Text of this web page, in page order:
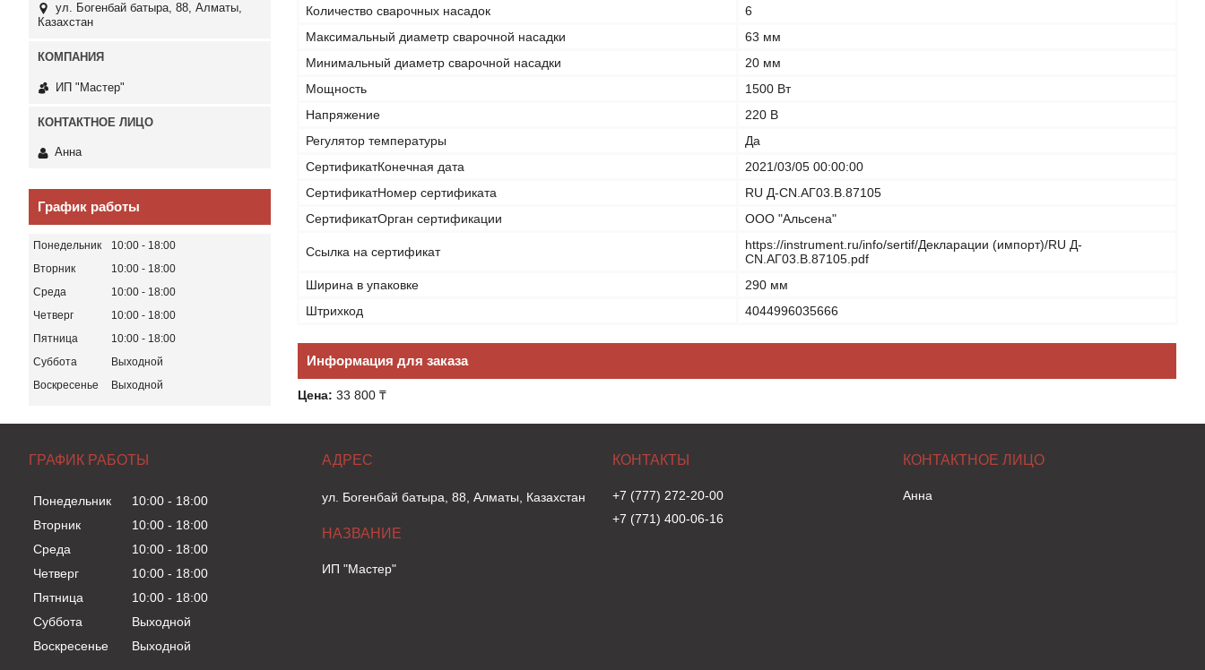
Количество сварочных насадок
6
Максимальный диаметр сварочной насадки
63 мм
Минимальный диаметр сварочной насадки
20 мм
Мощность
1500 Вт
Напряжение
220 В
Регулятор температуры
Да
СертификатКонечная дата
2021/03/05 00:00:00
СертификатНомер сертификата
RU Д-CN.АГ03.B.87105
СертификатОрган сертификации
ООО "Альсена"
Ссылка на сертификат
https://instrument.ru/info/sertif/Декларации (импорт)/RU Д-
CN.АГ03.B.87105.pdf
Ширина в упаковке
290 мм
Штрихкод
4044996035666
Информация для заказа
Цена: 33 800 ₸
ул. Богенбай батыра, 88, Алматы,
Казахстан
ИП "Мастер"
Анна
График работы
Понедельник 10:00
18:00
Вторник
10:00
18:00
Среда
10:00
18:00
Четверг
10:00
18:00
Пятница
10:00
18:00
Суббота
Выходной
Воскресенье
Выходной
ГРАФИК РАБОТЫ
Понедельник 10:00
18:00
Вторник
10:00
18:00
Среда
10:00
18:00
Четверг
10:00
18:00
Пятница
10:00
18:00
Суббота
Выходной
Воскресенье
Выходной
ул. Богенбай батыра, 88, Алматы, Казахстан
ИП "Мастер"
+7 (777) 272-20-00
+7 (771) 400-06-16
Анна